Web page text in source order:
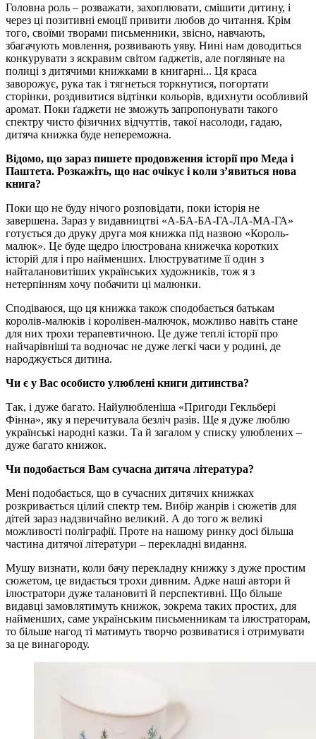
Головна роль – розважати, захоплювати, смішити дитину, і
через ці позитивні емоції привити любов до читання. Крім
того, своїми творами письменники, звісно, навчають,
збагачують мовлення, розвивають уяву. Нині нам доводиться
конкурувати з яскравим світом ґаджетів, але погляньте на
полиці з дитячими книжками в книгарні... Ця краса
заворожує, рука так і тягнеться торкнутися, погортати
сторінки, роздивитися відтінки кольорів, вдихнути особливий
аромат. Поки ґаджети не зможуть запропонувати такого
спектру чисто фізичних відчуттів, такої насолоди, гадаю,
дитяча книжка буде непереможна.
Відомо, що зараз пишете продовження історії про Меда і
Паштета. Розкажіть, що нас очікує і коли з’явиться нова
книга?
Поки що не буду нічого розповідати, поки історія не
завершена. Зараз у видавництві «А-БА-БА-ГА-ЛА-МА-ГА»
готується до друку друга моя книжка під назвою «Король-
малюк». Це буде щедро ілюстрована книжечка коротких
історій для і про найменших. Ілюструватиме її один з
найталановитіших українських художників, тож я з
нетерпінням хочу побачити ці малюнки.
Сподіваюся, що ця книжка також сподобається батькам
королів-малюків і королівен-малючок, можливо навіть стане
для них трохи терапевтичною. Це дуже теплі історії про
найчарівніші та водночас не дуже легкі часи у родині, де
народжується дитина.
Чи є у Вас особисто улюблені книги дитинства?
Так, і дуже багато. Найулюбленіша «Пригоди Гекльбері
Фінна», яку я перечитувала безліч разів. Ще я дуже люблю
українські народні казки. Та й загалом у списку улюблених –
дуже багато книжок.
Чи подобається Вам сучасна дитяча література?
Мені подобається, що в сучасних дитячих книжках
розкривається цілий спектр тем. Вибір жанрів і сюжетів для
дітей зараз надзвичайно великий. А до того ж великі
можливості поліграфії. Проте на нашому ринку досі більша
частина дитячої літератури – перекладні видання.
Мушу визнати, коли бачу перекладну книжку з дуже простим
сюжетом, це видається трохи дивним. Адже наші автори й
ілюстратори дуже талановиті й перспективні. Що більше
видавці замовлятимуть книжок, зокрема таких простих, для
найменших, саме українським письменникам та ілюстраторам,
то більше нагод ті матимуть творчо розвиватися і отримувати
за це винагороду.